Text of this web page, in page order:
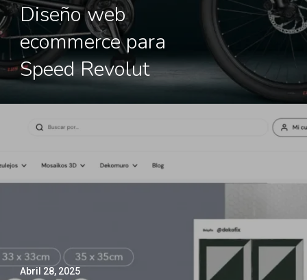
Diseño web
ecommerce para
Speed Revolut
Abril 28, 2025